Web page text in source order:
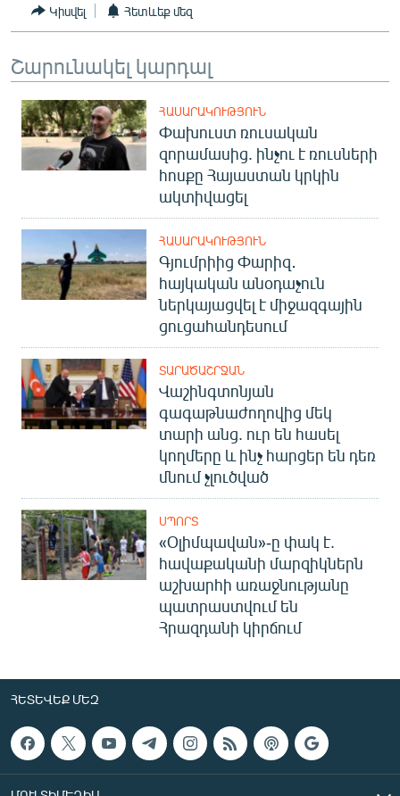
Կիսվել Հետևեք մեզ
Շարունակել կարդալ
ՀԱՍԱՐԱԿՈՒԹՅՈՒՆ
Փախուստ ռուսական
զորամասից. ինչու է ռուսների
հոսքը Հայաստան կրկին
ակտիվացել
ՀԱՍԱՐԱԿՈՒԹՅՈՒՆ
Գյումրիից Փարիզ․
հայկական անօդաչուն
ներկայացվել է միջազգային
ցուցահանդեսում
ՏԱՐԱԾԱՇՐՋԱՆ
Վաշինգտոնյան
գագաթնաժողովից մեկ
տարի անց. ուր են հասել
կողմերը և ինչ հարցեր են դեռ
մնում չլուծված
ՍՊՈՐՏ
«Օլիմպավան»-ը փակ է.
հավաքականի մարզիկներն
աշխարհի առաջնությանը
պատրաստվում են
Հրազդանի կիրճում
ՀԵՏԵՎԵՔ ՄԵԶ